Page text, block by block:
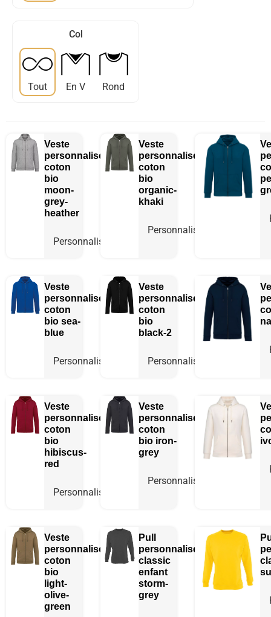
Col
Tout En V Rond
Veste
personnalisée
coton
bio
moon-
grey-
heather
Personnaliser
Veste
personnalisée
coton
bio
organic-
khaki
Personnaliser
Veste
personnalisée
coton
bio sea-
blue
Personnaliser
Veste
personnalisée
coton
bio
black-2
Personnaliser
Veste
personnalisée
coton
bio
hibiscus-
red
Personnaliser
Veste
personnalisée
coton
bio iron-
grey
Personnaliser
Veste
personnalisée
coton
bio
light-
olive-
green
Pull
personnalisé
classic
enfant
storm-
grey